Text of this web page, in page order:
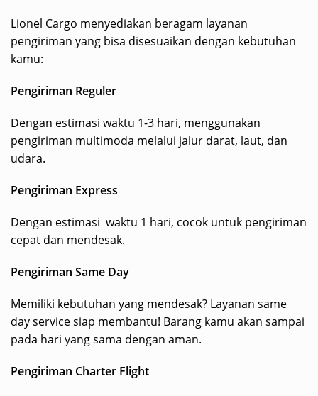
Lionel Cargo menyediakan beragam layanan
pengiriman yang bisa disesuaikan dengan kebutuhan
kamu:
Pengiriman Reguler
Dengan estimasi waktu 1-3 hari, menggunakan
pengiriman multimoda melalui jalur darat, laut, dan
udara.
Pengiriman Express
Dengan estimasi waktu 1 hari, cocok untuk pengiriman
cepat dan mendesak.
Pengiriman Same Day
Memiliki kebutuhan yang mendesak? Layanan same
day service siap membantu! Barang kamu akan sampai
pada hari yang sama dengan aman.
Pengiriman Charter Flight